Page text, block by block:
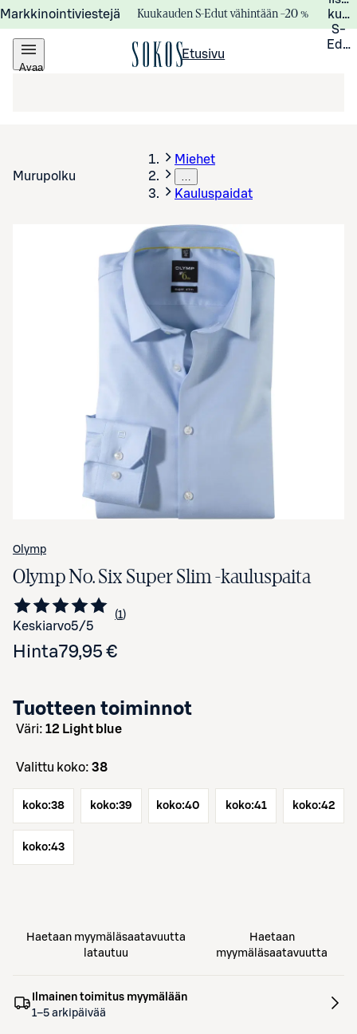
Markkinointiviestejä Kuukauden S-Edut vähintään –20 %
S-
Avaa
Etusivu
Murupolku
Miehet
…
Kauluspaidat
Avaa tuotekuva suurennettuna
Olymp
Olymp No. Six Super Slim -kauluspaita
Keskiarvo5/5 Siirry arvioihin
1
kappale
Hinta79,95 €
Tuotteen toiminnot
väri: 12 Light blue
Valittu koko: 38
koko:38 koko:39 koko:40 koko:41 koko:42
koko:43
Haetaan myymäläsaatavuutta
latautuu
Haetaan
myymäläsaatavuutta
Ilmainen toimitus myymälään
1–5 arkipäivää